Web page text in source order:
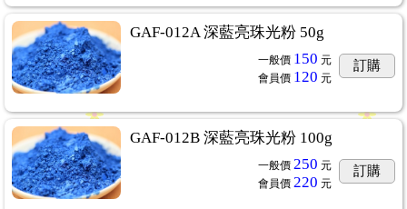
GAF-012A 深藍亮珠光粉 50g
一般價 150 元
會員價 120 元
訂購
GAF-012B 深藍亮珠光粉 100g
一般價 250 元
會員價 220 元
訂購